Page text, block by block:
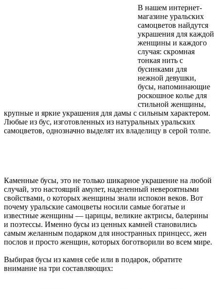
В нашем интернет-
магазине уральских
самоцветов найдутся
украшения для каждой
женщины и каждого
случая: скромная
тонкая нить с
бусинками для
нежной девушки,
бусы, напоминающие
роскошное колье для
стильной женщины,
крупные и яркие украшения для дамы с сильным характером.
Любые из бус, изготовленных из натуральных уральских
самоцветов, однозначно выделят их владелицу в серой толпе.
Каменные бусы, это не только шикарное украшение на любой
случай, это настоящий амулет, наделенный невероятными
свойствами, о которых женщины знали испокон веков. Вот
почему уральские самоцветы носили самые богатые и
известные женщины — царицы, великие актрисы, балерины
и поэтессы. Именно бусы из ценных камней становились
самым желанным подарком для иностранных принцесс, жен
послов и просто женщин, которых боготворили во всем мире.
Выбирая бусы из камня себе или в подарок, обратите
внимание на три составляющих: